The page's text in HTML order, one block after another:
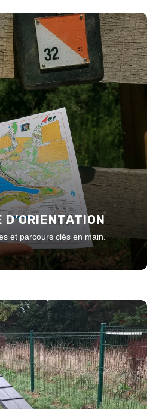
D’ORIENTATION
et parcours clés en main.